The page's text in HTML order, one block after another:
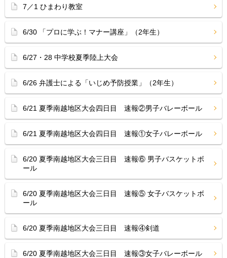
7／1 ひまわり教室
6/30 「プロに学ぶ！マナー講座」（2年生）
6/27・28 中学校夏季陸上大会
6/26 弁護士による「いじめ予防授業」（2年生）
6/21 夏季南越地区大会四日目 速報②男子バレーボール
6/21 夏季南越地区大会四日目 速報①女子バレーボール
6/20 夏季南越地区大会三日目 速報⑥ 男子バスケットボ
ール
6/20 夏季南越地区大会三日目 速報⑤ 女子バスケットボ
ール
6/20 夏季南越地区大会三日目 速報④剣道
6/20 夏季南越地区大会三日目 速報③女子バレーボール